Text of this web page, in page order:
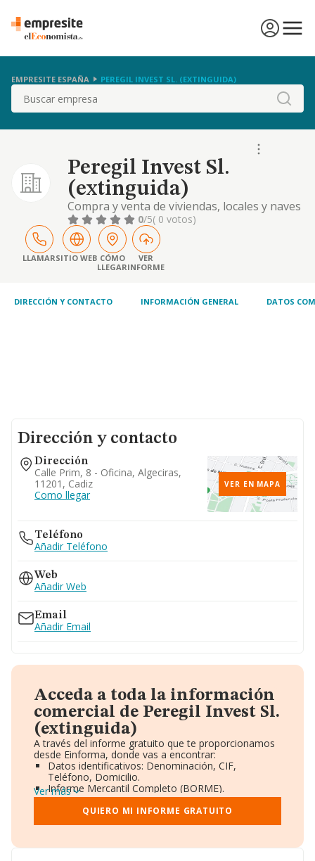
EMPRESITE ESPAÑA PEREGIL INVEST SL. (EXTINGUIDA)
Buscar
Peregil Invest Sl.
(extinguida)
Compra y venta de viviendas, locales y naves
comerciales, naves industriales, oficinas,
parcelas y fincas urbanas y/o rústicas.
tenencia, administración y mantenimiento de
bienes inmuebles, tanto propios como de
terceros con quienes se contrate. c.n.a.e.
0/5( 0 votos)
LLAMARSITIO WEB CÓMO
LLEGAR
VER
INFORME
DIRECCIÓN Y CONTACTO INFORMACIÓN GENERAL DATOS
Dirección y contacto
Dirección
Calle Prim, 8 - Oficina, Algeciras,
11201, Cadiz
Como llegar
VER EN MAPA
Teléfono
Añadir Teléfono
Web
Añadir Web
Email
Añadir Email
Acceda a toda la información
comercial de Peregil Invest Sl.
(extinguida)
A través del informe gratuito que te proporcionamos
desde Einforma, donde vas a encontrar:
Datos identificativos: Denominación, CIF,
Teléfono, Domicilio.
Informe Mercantil Completo (BORME).
Gráficos de Evolución Ventas y Empleados.
Consejo de Administración y Administradores.
Directivos y Ejecutivos.
Ver más
QUIERO MI INFORME GRATUITO